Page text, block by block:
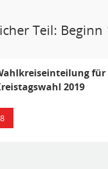
Teil: Beginn
für
2019